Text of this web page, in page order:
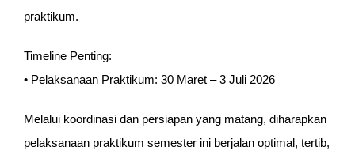
praktikum.
Timeline Penting:
• Pelaksanaan Praktikum: 30 Maret – 3 Juli 2026
Melalui koordinasi dan persiapan yang matang, diharapkan
pelaksanaan praktikum semester ini berjalan optimal, tertib,